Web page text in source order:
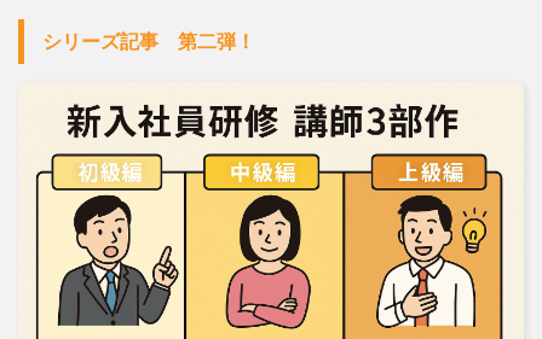
シリーズ記事 第二弾！